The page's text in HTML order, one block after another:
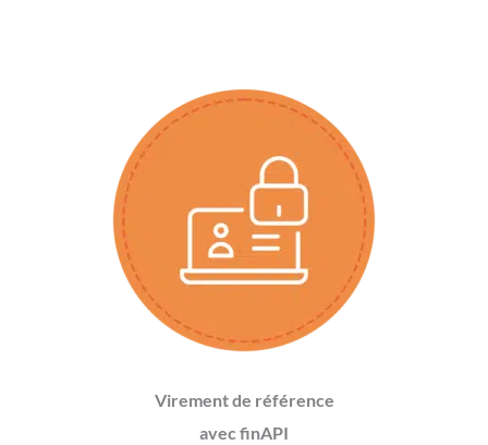
Virement de référence
avec finAPI